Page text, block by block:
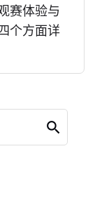
赛体验与
个方面详